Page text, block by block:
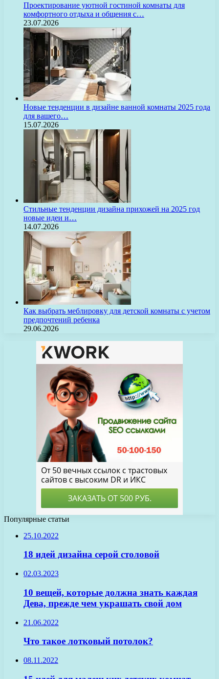
Проектирование уютной гостиной комнаты для
комфортного отдыха и общения с…
23.07.2026
Новые тенденции в дизайне ванной комнаты 2025 года
для вашего…
15.07.2026
Стильные тенденции дизайна прихожей на 2025 год
новые идеи и…
14.07.2026
Как выбрать меблировку для детской комнаты с учетом
предпочтений ребенка
29.06.2026
Популярные статьи
25.10.2022
18 идей дизайна серой столовой
02.03.2023
10 вещей, которые должна знать каждая
Дева, прежде чем украшать свой дом
21.06.2022
Что такое лотковый потолок?
08.11.2022